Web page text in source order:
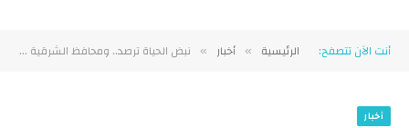
أنت الآن تتصفح: الرئيسية » أخبار » نبض الحياة ترصد.. ومحافظ الشرقية يستجيب: بدء إدراج قرية السعدي ضمن المرحلة الثانية لمشروعات الصرف الصحي
أخبار